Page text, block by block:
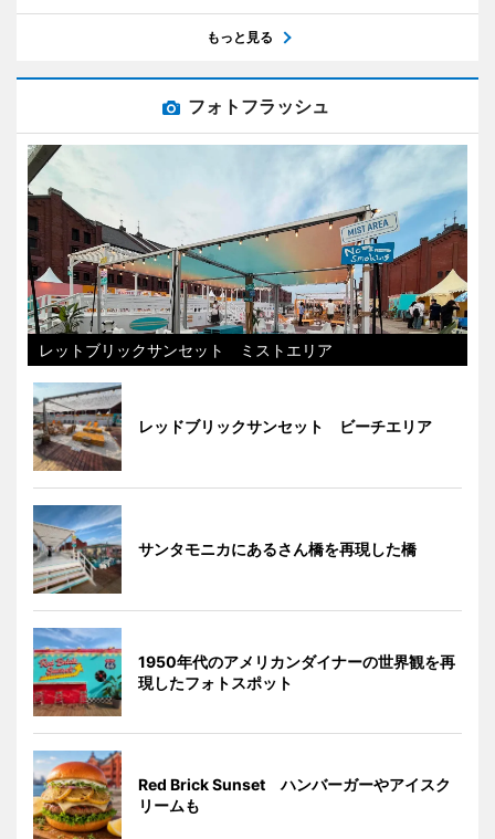
もっと見る
フォトフラッシュ
レットブリックサンセット ミストエリア
レッドブリックサンセット ビーチエリア
サンタモニカにあるさん橋を再現した橋
1950年代のアメリカンダイナーの世界観を再
現したフォトスポット
Red Brick Sunset ハンバーガーやアイスク
リームも